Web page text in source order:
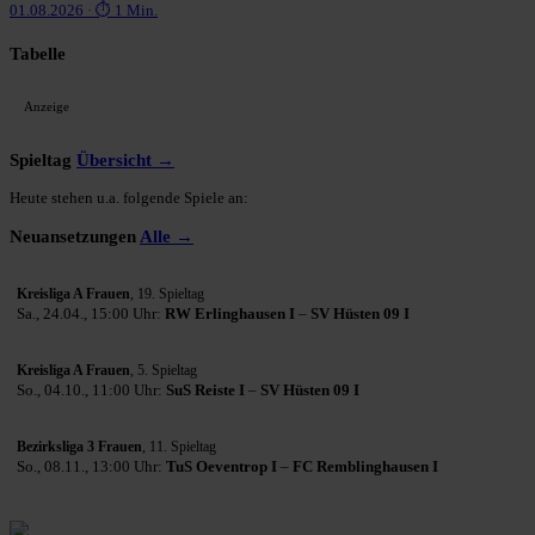
01.08.2026 · ⏱ 1 Min.
Tabelle
Anzeige
Spieltag Übersicht →
Heute stehen u.a. folgende Spiele an:
Neuansetzungen Alle →
Kreisliga A Frauen, 19. Spieltag
Sa., 24.04., 15:00 Uhr: RW Erlinghausen I – SV Hüsten 09 I
Kreisliga A Frauen, 5. Spieltag
So., 04.10., 11:00 Uhr: SuS Reiste I – SV Hüsten 09 I
Bezirksliga 3 Frauen, 11. Spieltag
So., 08.11., 13:00 Uhr: TuS Oeventrop I – FC Remblinghausen I